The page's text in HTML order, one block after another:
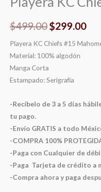
$499.00$299.00
Playera KC Chiefs #15
Material: 100% algodón
Manga Corta
Estampado: Serigrafía
-Recíbelo de 3 a 5 días
tu pago.
-Envío GRATIS a todo
-COMPRA 100%
-Paga con Cualquier de
-Paga Tarjeta de crédito a
-Compra ahora y paga